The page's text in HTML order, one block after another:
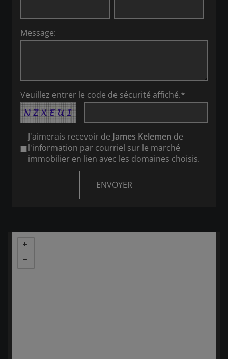
Message:
Veuillez entrer le code de sécurité affiché.*
J'aimerais recevoir de James Kelemen de
l'information par courriel sur le marché
immobilier en lien avec les domaines choisis.